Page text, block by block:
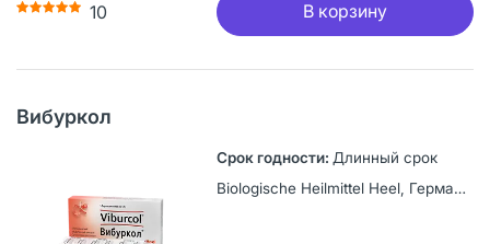
10 В корзину
Вибуркол
Длинный срок
Biologische Heilmittel Heel, Германия